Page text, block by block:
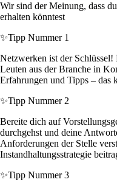
Wir sind der Meinung, dass
erhalten könntest
✨Tipp Nummer 1
Netzwerken ist der
Leuten aus der Branche in
Erfahrungen und Tipps – das
✨Tipp Nummer 2
Bereite dich auf
durchgehst und deine
Anforderungen der Stelle
Instandhaltungsstrategie
✨Tipp Nummer 3